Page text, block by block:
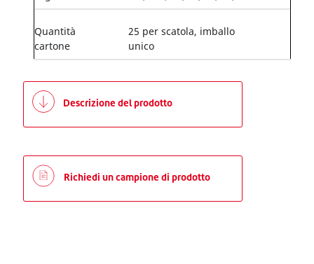
Quantità
cartone
25 per scatola, imballo
unico
Descrizione del prodotto
Richiedi un campione di prodotto